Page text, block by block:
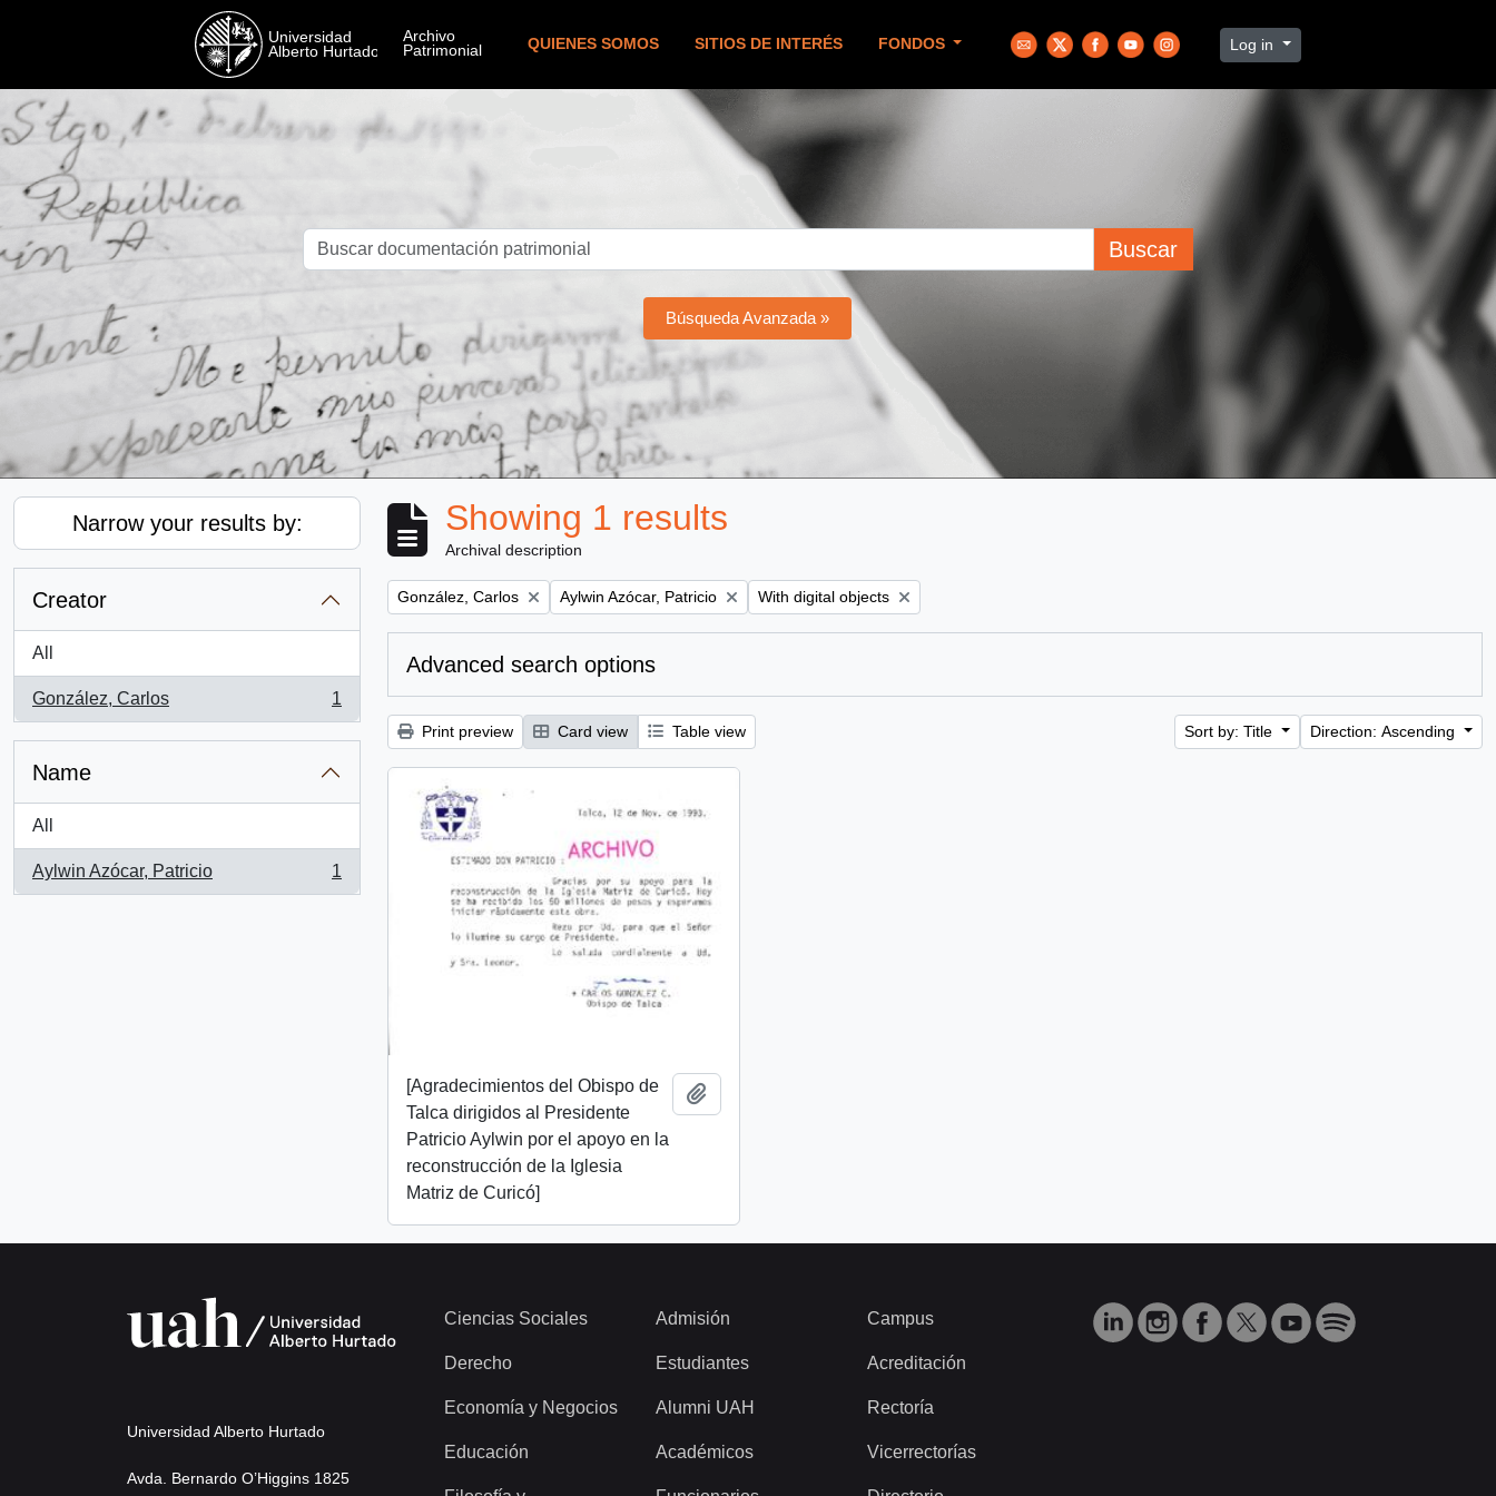
QUIENES SOMOS SITIOS DE INTERÉS FONDOS Log in
Buscar
Búsqueda Avanzada »
Narrow your results by:
Creator
All
González, Carlos
, 1 results
1
Name
All
Aylwin Azócar, Patricio
, 1 results
1
Showing 1 results
Archival description
Remove filter:
González, Carlos Remove filter:
Aylwin Azócar, Patricio Remove filter:
With digital objects
Advanced search options
Print preview Card view Table view Sort by: Title Direction: Ascending
[Agradecimientos del Obispo de
Talca dirigidos al Presidente
Patricio Aylwin por el apoyo en la
reconstrucción de la Iglesia
Matriz de Curicó]
Universidad Alberto Hurtado
Avda. Bernardo O’Higgins 1825
Ciencias Sociales
Derecho
Economía y Negocios
Educación
Admisión
Estudiantes
Alumni UAH
Académicos
Campus
Acreditación
Rectoría
Vicerrectorías